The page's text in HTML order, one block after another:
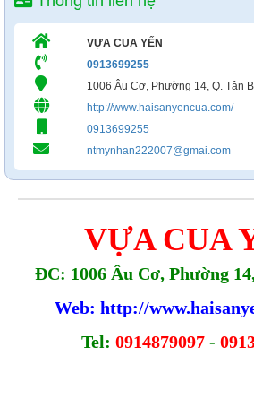
VỰA CUA YẾN
0913699255
1006 Âu Cơ, Phường 14, Q. Tân
http://www.haisanyencua.com/
0913699255
ntmynhan222007@gmai.com
VỰA CUA
ĐC: 1006 Âu Cơ, Phường
Web: http://
Tel: 0914879097-